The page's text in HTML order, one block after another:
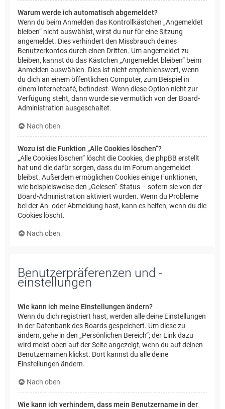
Warum werde ich automatisch abgemeldet?
Wenn du beim Anmelden das Kontrollkästchen „Angemeldet
bleiben“ nicht auswählst, wirst du nur für eine Sitzung
angemeldet. Dies verhindert den Missbrauch deines
Benutzerkontos durch einen Dritten. Um angemeldet zu
bleiben, kannst du das Kästchen „Angemeldet bleiben“ beim
Anmelden auswählen. Dies ist nicht empfehlenswert, wenn
du dich an einem öffentlichen Computer, zum Beispiel in
einem Internetcafé, befindest. Wenn diese Option nicht zur
Verfügung steht, dann wurde sie vermutlich von der Board-
Administration ausgeschaltet.
Nach oben
Wozu ist die Funktion „Alle Cookies löschen“?
„Alle Cookies löschen“ löscht die Cookies, die phpBB erstellt
hat und die dafür sorgen, dass du im Forum angemeldet
bleibst. Außerdem ermöglichen Cookies einige Funktionen,
wie beispielsweise den „Gelesen“-Status – sofern sie von der
Board-Administration aktiviert wurden. Wenn du Probleme
bei der An- oder Abmeldung hast, kann es helfen, wenn du die
Cookies löscht.
Nach oben
Benutzerpräferenzen und -
einstellungen
Wie kann ich meine Einstellungen ändern?
Wenn du dich registriert hast, werden alle deine Einstellungen
in der Datenbank des Boards gespeichert. Um diese zu
ändern, gehe in den „Persönlichen Bereich“; der Link dazu
wird meist oben auf der Seite angezeigt, wenn du auf deinen
Benutzernamen klickst. Dort kannst du alle deine
Einstellungen ändern.
Nach oben
Wie kann ich verhindern, dass mein Benutzername in der